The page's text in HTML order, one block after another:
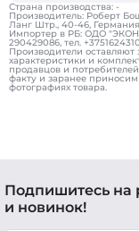
Страна производства: -
Производитель: Роберт
Ланг Штр., 40-46, Германия
Импортер в РБ: ОДО
290429086, тел.
Производители
характеристики и
продавцов и
факту и заранее
фотографиях товара.
Подпишитесь на
и новинок!